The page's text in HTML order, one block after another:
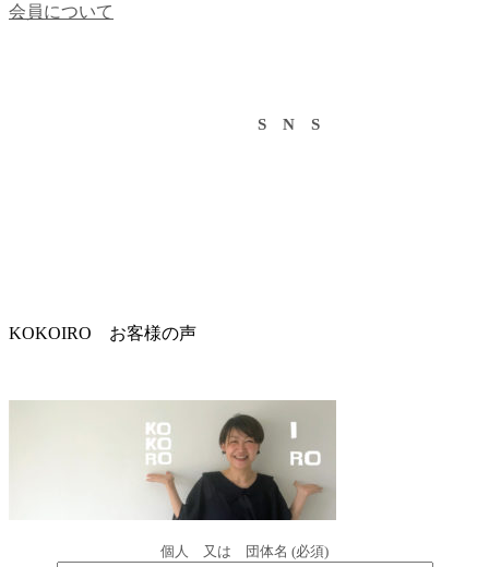
会員について
S N S
KOKOIRO お客様の声
個人 又は 団体名 (必須)